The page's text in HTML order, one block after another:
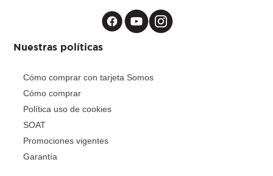
Nuestras políticas
Cómo comprar con tarjeta Somos
Cómo comprar
Política uso de cookies
SOAT
Promociones vigentes
Garantía